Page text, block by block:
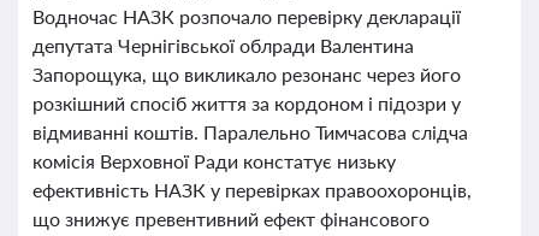
Водночас НАЗК розпочало перевірку декларації
депутата Чернігівської облради Валентина
Запорощука, що викликало резонанс через його
розкішний спосіб життя за кордоном і підозри у
відмиванні коштів. Паралельно Тимчасова слідча
комісія Верховної Ради констатує низьку
ефективність НАЗК у перевірках правоохоронців,
що знижує превентивний ефект фінансового